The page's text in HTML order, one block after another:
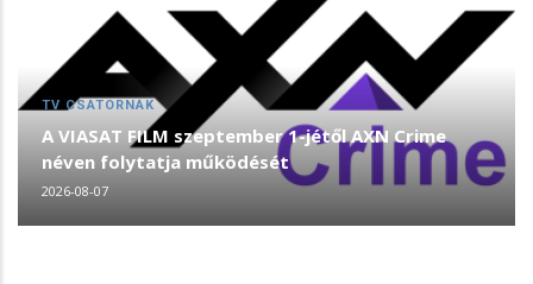
TV CSATORNÁK
A VIASAT FILM szeptember 1-jétől AXN Crime
néven folytatja működését
2026-08-07